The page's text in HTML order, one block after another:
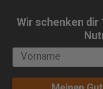
Wir schenken dir